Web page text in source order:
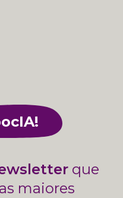
que
maiores